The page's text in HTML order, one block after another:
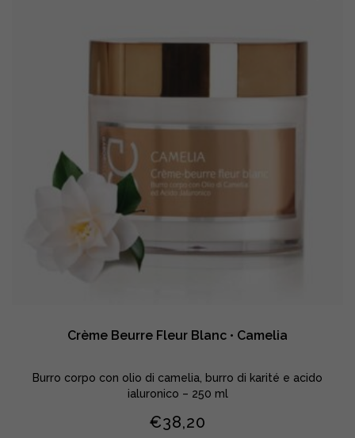
Crème Beurre Fleur Blanc • Camelia
Burro corpo con olio di camelia, burro di karité e acido
ialuronico – 250 ml
€38,20